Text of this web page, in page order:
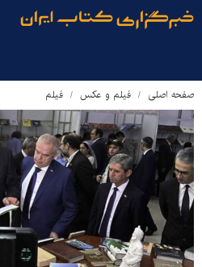
صفحه اصلی فیلم و عکس فیلم